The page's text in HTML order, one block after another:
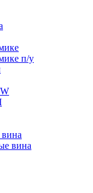
п/у
вина